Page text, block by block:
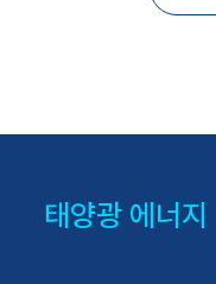
태양광 에너지